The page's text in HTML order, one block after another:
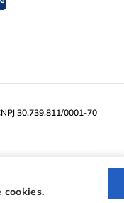
cookies.
30.739.811/0001-70